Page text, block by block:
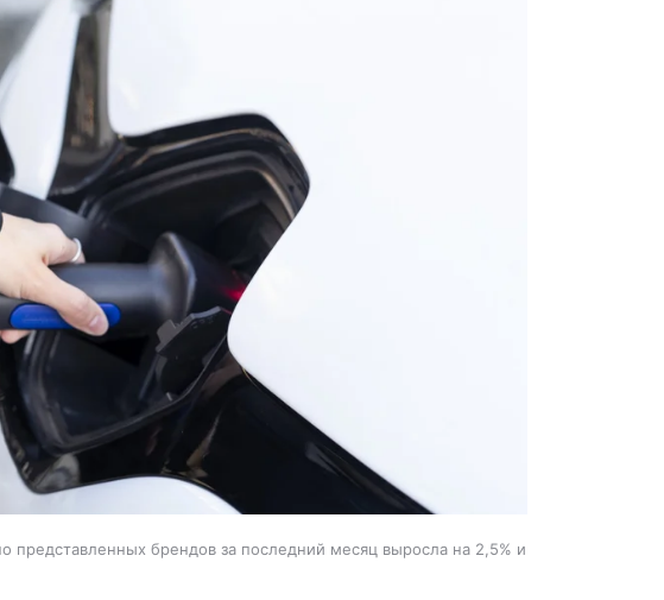
представленных брендов за последний месяц выросла на 2,5% и